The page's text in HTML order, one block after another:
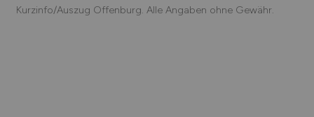
Kurzinfo/Auszug Offenburg. Alle Angaben ohne Gewähr.